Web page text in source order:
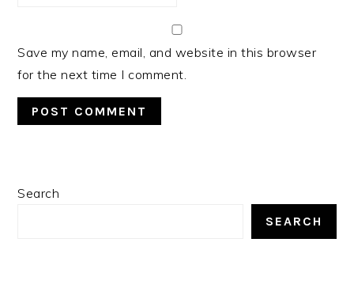
Save my name, email, and website in this browser
for the next time I comment.
PRIMARY
Search
SEARCH